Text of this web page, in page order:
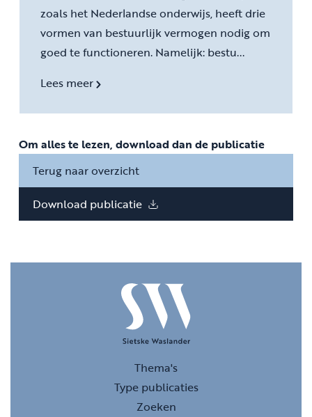
zoals het Nederlandse onderwijs, heeft drie
vormen van bestuurlijk vermogen nodig om
goed te functioneren. Namelijk: bestu...
Lees meer
Om alles te lezen, download dan de publicatie
Terug naar overzicht
Download publicatie
Thema's
Type publicaties
Zoeken